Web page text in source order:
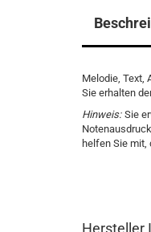
Melodie, Text,
Sie erhalten
Hinweis:Sie
helfen Sie mit,
Hersteller